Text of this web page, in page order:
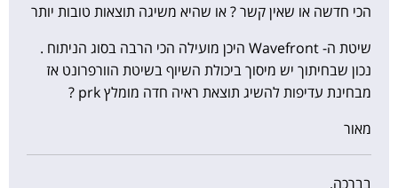
הכי חדשה או שאין קשר ? או שהיא משיגה תוצאות טובות יותר
שיטת ה- Wavefront היכן מועילה הכי הרבה בסוג הניתוח .
נכון שבחיתוך יש מיסוך ביכולת השיוף בשיטת הוורפרונט אז
מבחינת עדיפות להשיג תוצאת ראיה חדה מומלץ prk ?
מאור
בברכה,